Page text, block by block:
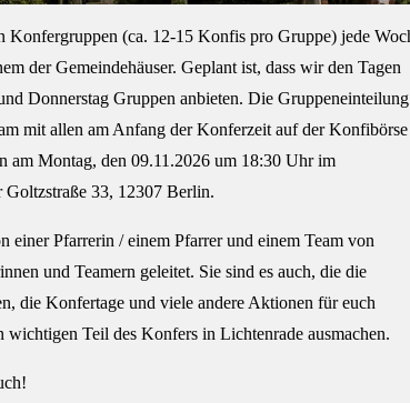
Konfergruppen (ca. 12-15 Konfis pro Gruppe) jede
der Gemeindehäuser. Geplant ist, dass wir den Tagen
Donnerstag Gruppen anbieten. Die Gruppeneinteilung
mit allen am Anfang der Konferzeit auf der
am Montag, den 09.11.2026 um 18:30 Uhr im
Goltzstraße 33, 12307 Berlin.
einer Pfarrerin / einem Pfarrer und einem Team von
und Teamern geleitet. Sie sind es auch, die die
die Konfertage und viele andere Aktionen für euch
wichtigen Teil des Konfers in Lichtenrade ausmachen.